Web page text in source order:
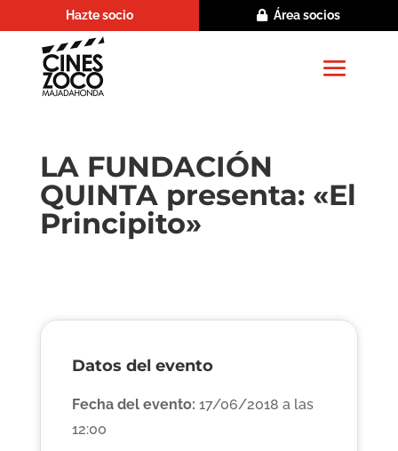
Hazte socio Área socios
LA FUNDACIÓN
QUINTA presenta: «El
Principito»
Datos del evento
Fecha del evento: 17/06/2018 a las
12:00